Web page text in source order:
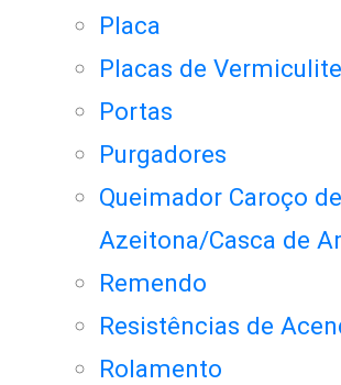
Placa
Placas de Vermiculite
Portas
Purgadores
Queimador Caroço de
Azeitona/Casca de
Remendo
Resistências de
Rolamento